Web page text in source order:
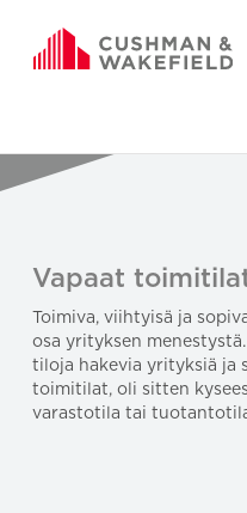
Vapaat
Toimiva, viihtyisä ja
osa yrityksen
tiloja hakevia yrityksiä ja
toimitilat, oli sitten
varastotila tai